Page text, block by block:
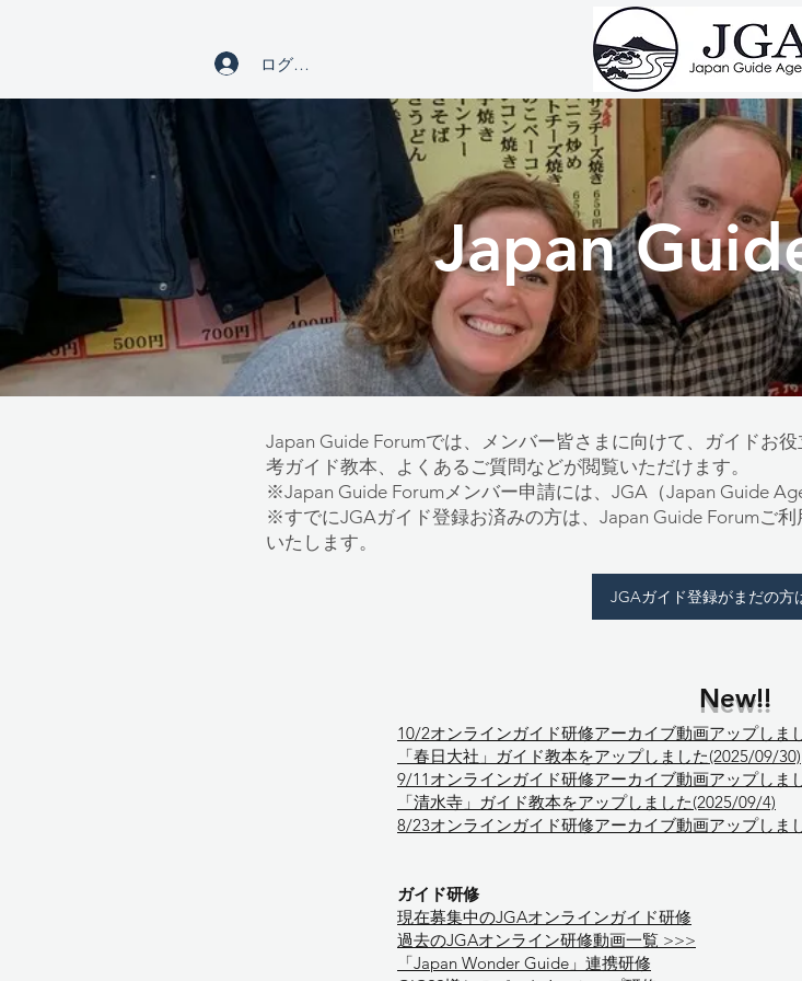
ログイン
Japan
Japan Guide Forumでは、メンバー皆さまに向けて、ガイドお
考ガイド教本、よくあるご質問などが閲覧いただけます。
※Japan Guide Forumメンバー申請には、JGA（Japan Guide
※すでにJGAガイド登録お済みの方は、Japan Guide Forumご
いたします。
JGAガイド登録がまだの方
New!!
10/2オンラインガイド研修アーカイブ動画アップしま
「春日大社」ガイド教本をアップしました(2025/09/30)
9/11オンラインガイド研修アーカイブ動画アップしま
「清水寺」ガイド教本をアップしました(2025/09/4)
8/23オンラインガイド研修アーカイブ動画アップしま
ガイド研修
​現在募集中のJGAオンラインガイド研修
過去のJGAオンライン研修動画一覧 >>>
「Japan Wonder Guide」連携研修